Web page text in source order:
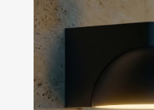
to
the
end
of
the
images